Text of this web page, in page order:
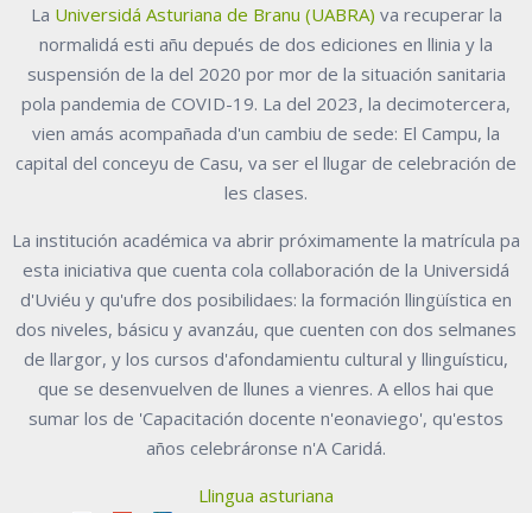
La Universidá Asturiana de Branu (UABRA) va recuperar la
normalidá esti añu depués de dos ediciones en llinia y la
suspensión de la del 2020 por mor de la situación sanitaria
pola pandemia de COVID-19. La del 2023, la decimotercera,
vien amás acompañada d'un cambiu de sede: El Campu, la
capital del conceyu de Casu, va ser el llugar de celebración de
les clases.
La institución académica va abrir próximamente la matrícula pa
esta iniciativa que cuenta cola collaboración de la Universidá
d'Uviéu y qu'ufre dos posibilidaes: la formación llingüística en
dos niveles, básicu y avanzáu, que cuenten con dos selmanes
de llargor, y los cursos d'afondamientu cultural y llinguísticu,
que se desenvuelven de llunes a vienres. A ellos hai que
sumar los de 'Capacitación docente n'eonaviego', qu'estos
años celebráronse n'A Caridá.
Llingua asturiana